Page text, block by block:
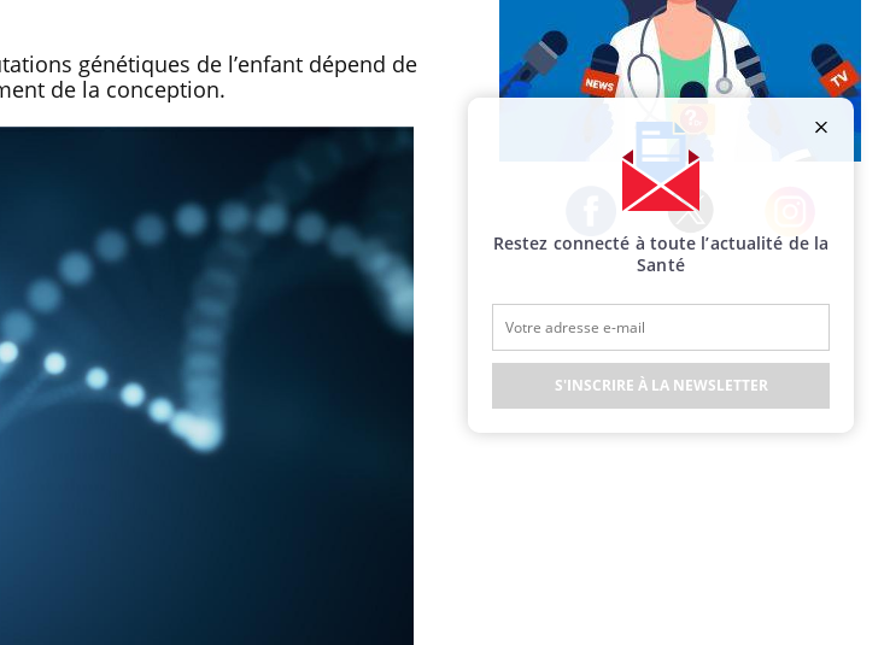
génétiques de l’enfant dépend de
de la conception.
Facebook Twitter Instagram
Restez connecté à toute l’actualité de la
Santé
S'INSCRIRE À LA NEWSLETTER